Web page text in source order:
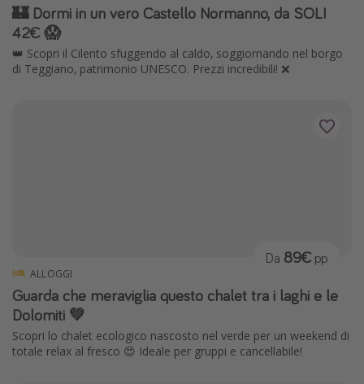
🏰 Dormi in un vero Castello Normanno, da SOLI
42€ 😱
👑 Scopri il Cilento sfuggendo al caldo, soggiornando nel borgo
di Teggiano, patrimonio UNESCO. Prezzi incredibili! ❌
ALLOGGI
Guarda che meraviglia questo chalet tra i laghi e le
Dolomiti 💚
Scopri lo chalet ecologico nascosto nel verde per un weekend di
totale relax al fresco 😍 Ideale per gruppi e cancellabile!
Da 89€ pp